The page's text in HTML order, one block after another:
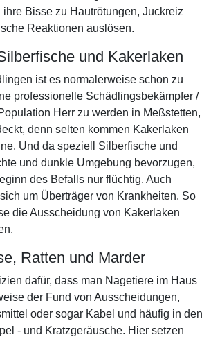
ihre Bisse zu Hautrötungen, Juckreiz
Reaktionen auslösen.
und Kakerlaken
ist es normalerweise schon zu
professionelle Schädlingsbekämpfer /
Herr zu werden in Meßstetten,
denn selten kommen Kakerlaken
Und da speziell Silberfische und
und dunkle Umgebung bevorzugen,
des Befalls nur flüchtig. Auch
um Überträger von Krankheiten. So
die Ausscheidung von Kakerlaken
Ratten und Marder
dafür, dass man Nagetiere im Haus
der Fund von Ausscheidungen,
oder sogar Kabel und häufig in den
- und Kratzgeräusche. Hier setzen